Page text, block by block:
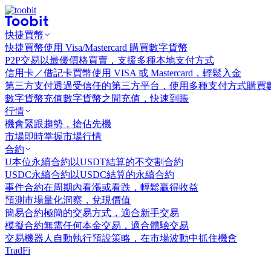
快捷買幣
快捷買幣使用 Visa/Mastercard 購買數字貨幣
P2P交易 以最優價格買賣，支援多種本地支付方式
信用卡／借記卡買幣使用 VISA 或 Mastercard，輕鬆入金
第三方支付透過受信任的第三方平台，使用多種支付方式購買
數字貨幣充值數字貨幣之間充值，快速到賬
行情
機會緊跟趨勢，搶佔先機
市場即時掌握市場行情
合約
U本位永續合約 以USDT結算的不交割合約
USDC永續合約 以USDC結算的永續合約
事件合約在周期內看漲或看跌，輕鬆贏得收益
預測市場量化洞察，兌現價值
簡易合約極簡的交易方式，適合新手交易
模擬合約無需任何本金交易，適合體驗交易
交易機器人 自動執行預設策略，在市場波動中抓住機會
TradFi